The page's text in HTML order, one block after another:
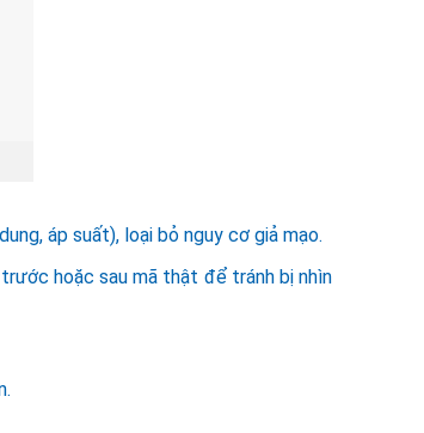
áp suất), loại bỏ nguy cơ giả mạo.
hoặc sau mã thật để tránh bị nhìn